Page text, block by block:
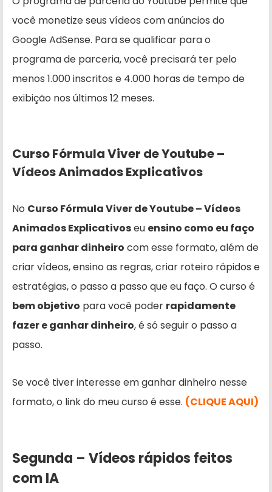
você monetize seus vídeos com anúncios do
Google AdSense. Para se qualificar para o
programa de parceria, você precisará ter pelo
menos 1.000 inscritos e 4.000 horas de tempo de
exibição nos últimos 12 meses.
Curso Fórmula Viver de Youtube –
Vídeos Animados Explicativos
No Curso Fórmula Viver de Youtube – Vídeos
Animados Explicativoseu ensino como eu faço
para ganhar dinheiro com esse formato, além de
criar vídeos, ensino as regras, criar roteiro rápidos e
estratégias, o passo a passo que eu faço. O curso é
bem objetivo para você poder rapidamente
fazer e ganhar dinheiro, é só seguir o passo a
passo.
Se você tiver interesse em ganhar dinheiro nesse
formato, o link do meu curso é esse. (CLIQUE AQUI)
Segunda – Vídeos rápidos feitos
com IA